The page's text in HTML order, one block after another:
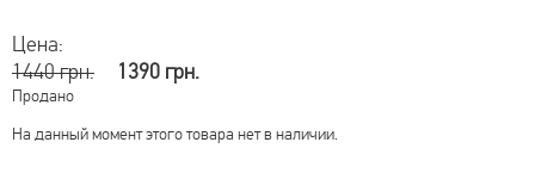
Цена:
1440 грн.
1390 грн.
Продано
На данный момент этого товара нет в наличии.